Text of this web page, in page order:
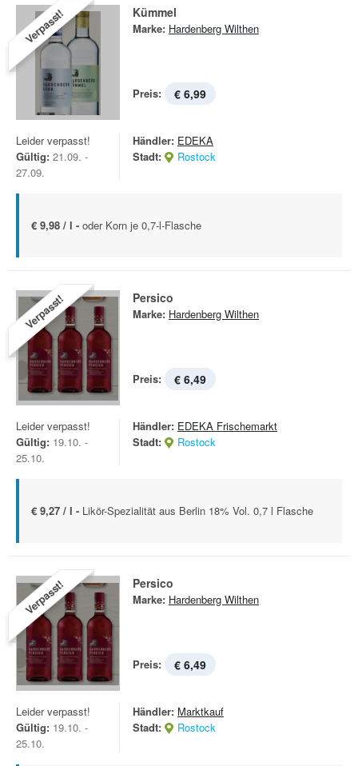
Verpasst! Kümmel
Marke: Hardenberg Wilthen
Preis: € 6,99
Leider verpasst!
Gültig: 21.09. -
27.09.
Händler: EDEKA
Stadt:
Rostock
€ 9,98 / l - oder Korn je 0,7-l-Flasche
Verpasst! Persico
Marke: Hardenberg Wilthen
Preis: € 6,49
Leider verpasst!
Gültig: 19.10. -
25.10.
Händler: EDEKA Frischemarkt
Stadt:
Rostock
€ 9,27 / l - Likör-Spezialität aus Berlin 18% Vol. 0,7 l Flasche
Verpasst! Persico
Marke: Hardenberg Wilthen
Preis: € 6,49
Leider verpasst!
Gültig: 19.10. -
25.10.
Händler: Marktkauf
Stadt:
Rostock